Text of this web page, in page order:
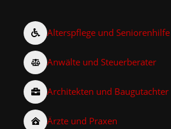
Alterspflege und Seniorenhilfe
Anwälte und Steuerberater
Architekten und Baugutachter
Ärzte und Praxen